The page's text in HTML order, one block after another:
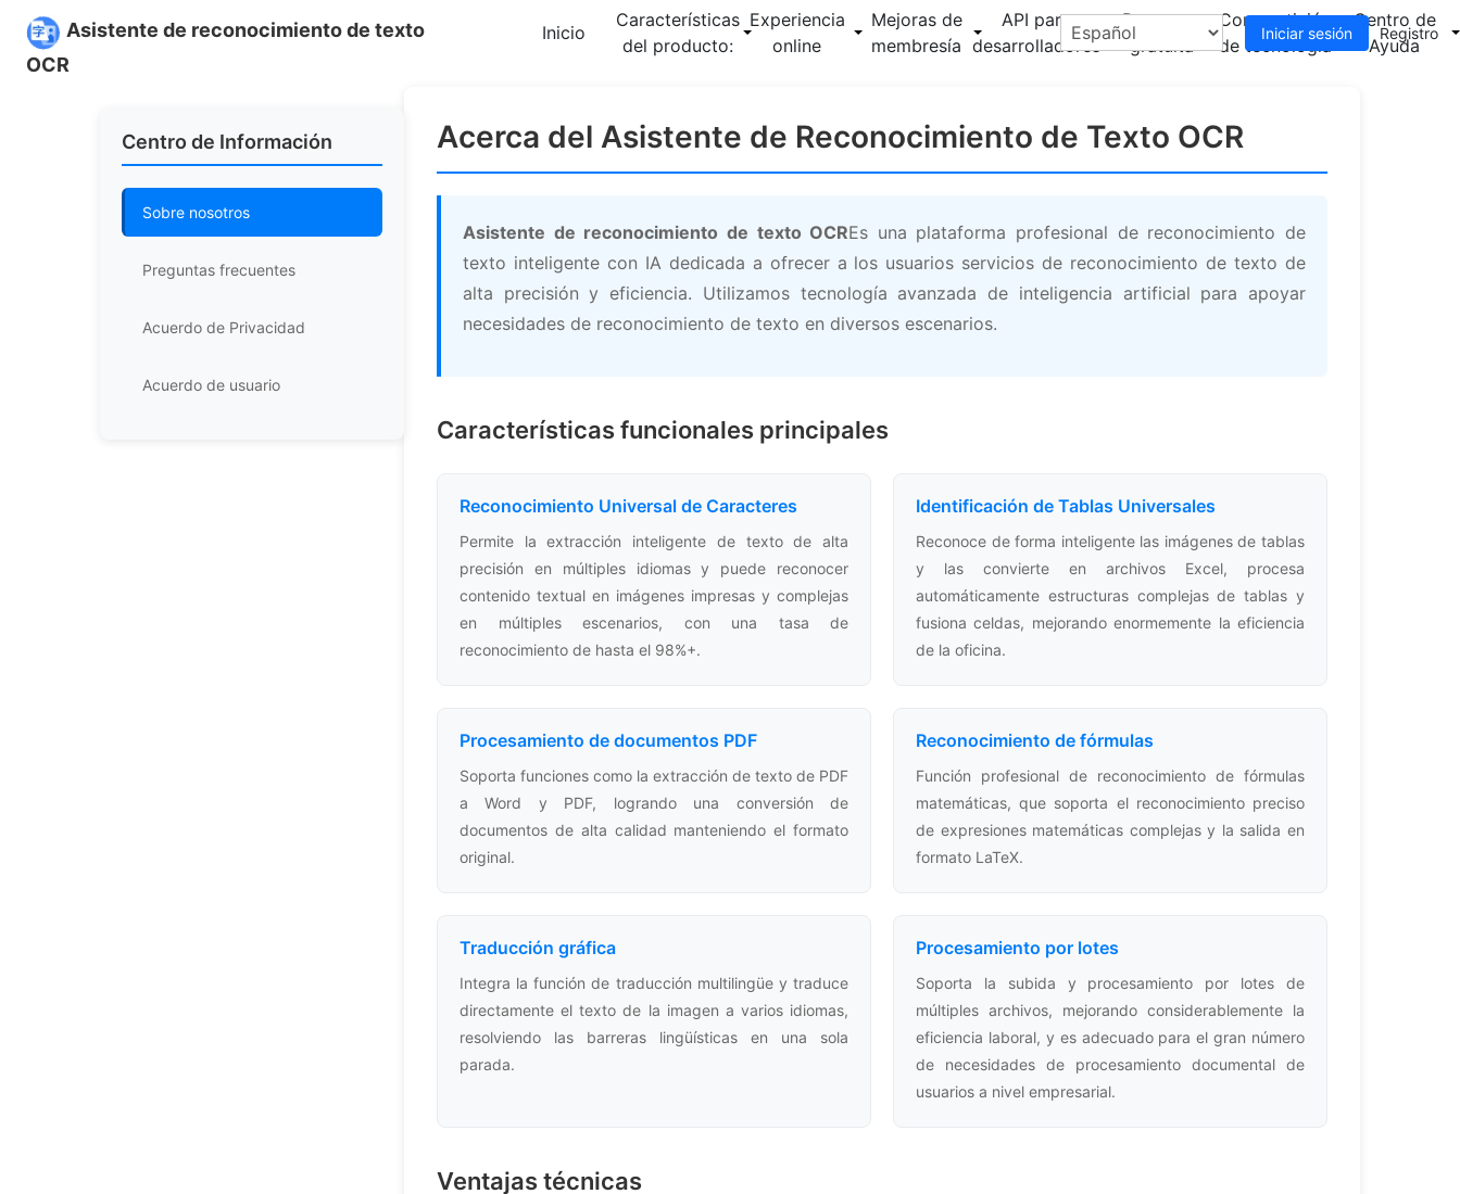
Asistente de reconocimiento de texto
OCR
Inicio
Características
del producto:
Experiencia
online
Mejoras de
membresía
API para
desarrolladores
Descarga
gratuita
Compartición
de tecnología
Centro de
Ayuda
Iniciar sesión Registro
Centro de Información
Sobre nosotros
Preguntas frecuentes
Acuerdo de Privacidad
Acuerdo de usuario
Acerca del Asistente de Reconocimiento de Texto OCR
Asistente de reconocimiento de texto OCREs una plataforma profesional de reconocimiento de
texto inteligente con IA dedicada a ofrecer a los usuarios servicios de reconocimiento de texto de
alta precisión y eficiencia. Utilizamos tecnología avanzada de inteligencia artificial para apoyar
necesidades de reconocimiento de texto en diversos escenarios.
Características funcionales principales
Reconocimiento Universal de Caracteres
Permite la extracción inteligente de texto de alta
precisión en múltiples idiomas y puede reconocer
contenido textual en imágenes impresas y complejas
en múltiples escenarios, con una tasa de
reconocimiento de hasta el 98%+.
Identificación de Tablas Universales
Reconoce de forma inteligente las imágenes de tablas
y las convierte en archivos Excel, procesa
automáticamente estructuras complejas de tablas y
fusiona celdas, mejorando enormemente la eficiencia
de la oficina.
Procesamiento de documentos PDF
Soporta funciones como la extracción de texto de PDF
a Word y PDF, logrando una conversión de
documentos de alta calidad manteniendo el formato
original.
Reconocimiento de fórmulas
Función profesional de reconocimiento de fórmulas
matemáticas, que soporta el reconocimiento preciso
de expresiones matemáticas complejas y la salida en
formato LaTeX.
Traducción gráfica
Integra la función de traducción multilingüe y traduce
directamente el texto de la imagen a varios idiomas,
resolviendo las barreras lingüísticas en una sola
parada.
Procesamiento por lotes
Soporta la subida y procesamiento por lotes de
múltiples archivos, mejorando considerablemente la
eficiencia laboral, y es adecuado para el gran número
de necesidades de procesamiento documental de
usuarios a nivel empresarial.
Ventajas técnicas